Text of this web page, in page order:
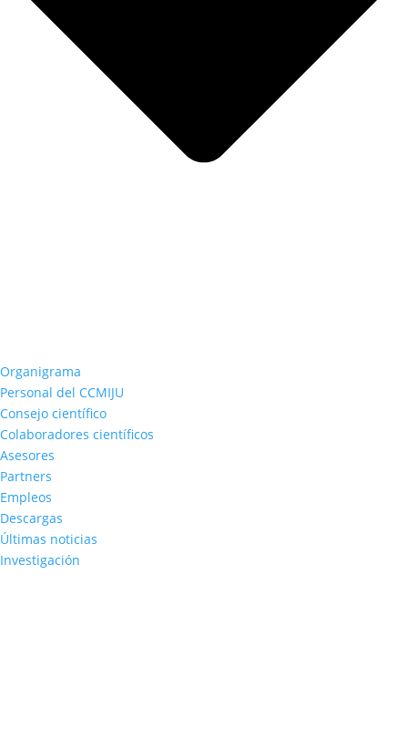
Organigrama
Personal del CCMIJU
Consejo científico
Colaboradores científicos
Asesores
Partners
Empleos
Descargas
Últimas noticias
Investigación